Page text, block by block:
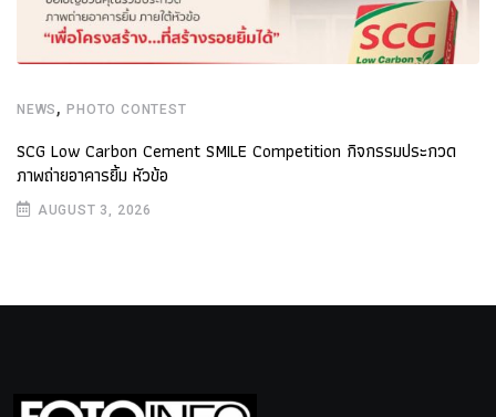
NEWS ,PHOTO CONTEST
SCG Low Carbon Cement SMILE Competition กิจกรรมประกวด
ภาพถ่ายอาคารยิ้ม หัวข้อ
AUGUST 3, 2026